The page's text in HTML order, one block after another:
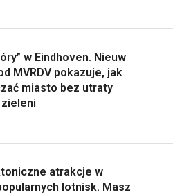
w Eindhoven. Nieuw
MVRDV pokazuje, jak
miasto bez utraty
zieleni
atrakcje w
lotnisk. Masz